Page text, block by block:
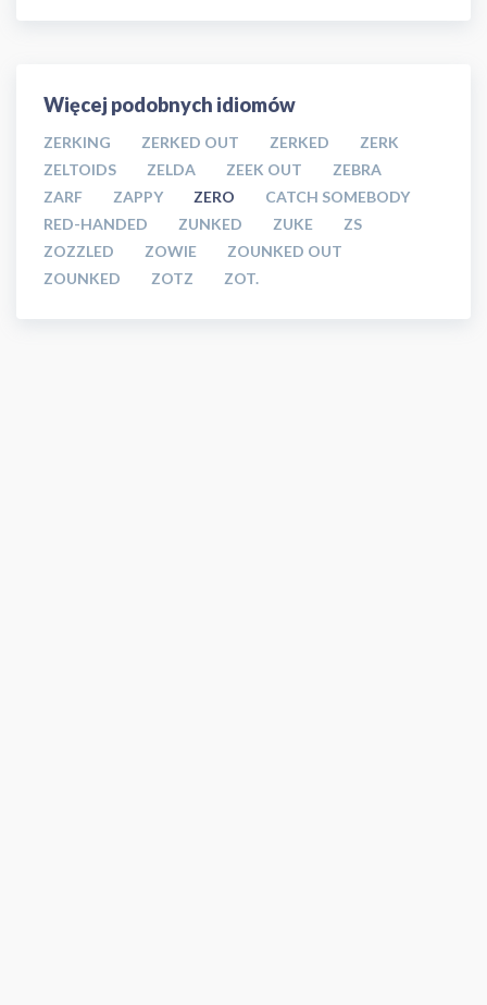
Więcej podobnych idiomów
ZERKING ZERKED OUT ZERKED
ZERK
ZELTOIDS
ZELDA ZEEK OUT
ZEBRA
ZARF
ZAPPY ZERO
CATCH SOMEBODY
RED-HANDED
ZUNKED ZUKE
ZS
ZOZZLED
ZOWIE
ZOUNKED OUT
ZOUNKED
ZOTZ ZOT.